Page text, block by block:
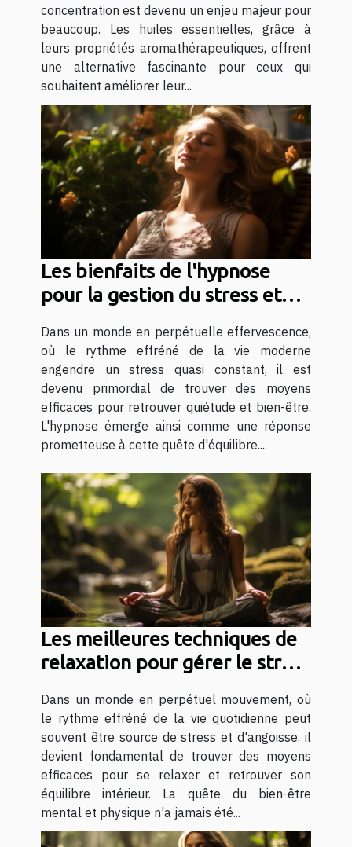
concentration est devenu un enjeu majeur pour
beaucoup. Les huiles essentielles, grâce à
leurs propriétés aromathérapeutiques, offrent
une alternative fascinante pour ceux qui
souhaitent améliorer leur...
Les bienfaits de l'hypnose
pour la gestion du stress et
Dans un monde en perpétuelle effervescence,
où le rythme effréné de la vie moderne
engendre un stress quasi constant, il est
devenu primordial de trouver des moyens
efficaces pour retrouver quiétude et bien-être.
L'hypnose émerge ainsi comme une réponse
prometteuse à cette quête d'équilibre....
Les meilleures techniques de
relaxation pour gérer le stress
Dans un monde en perpétuel mouvement, où
le rythme effréné de la vie quotidienne peut
souvent être source de stress et d'angoisse, il
devient fondamental de trouver des moyens
efficaces pour se relaxer et retrouver son
équilibre intérieur. La quête du bien-être
mental et physique n'a jamais été...